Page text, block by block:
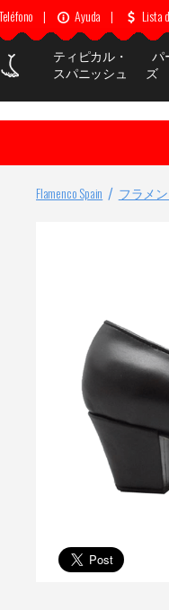
| Ayuda | Lista
ティピカル・
スパニッシュ
パ
ズ
Flamenco Spain フラメ